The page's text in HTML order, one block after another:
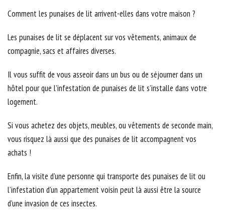
Comment les punaises de lit arrivent-elles dans votre maison ?
Les punaises de lit se déplacent sur vos vêtements, animaux de
compagnie, sacs et affaires diverses.
Il vous suffit de vous asseoir dans un bus ou de séjourner dans un
hôtel pour que l’infestation de punaises de lit s’installe dans votre
logement.
Si vous achetez des objets, meubles, ou vêtements de seconde main,
vous risquez là aussi que des punaises de lit accompagnent vos
achats !
Enfin, la visite d’une personne qui transporte des punaises de lit ou
l’infestation d’un appartement voisin peut là aussi être la source
d’une invasion de ces insectes.